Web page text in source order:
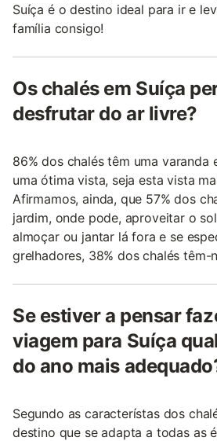
Suíça é o destino ideal para ir e
família consigo!
Os chalés em Suíça
desfrutar do ar livre?
86% dos chalés têm uma varanda
uma ótima vista, seja esta vista
Afirmamos, ainda, que 57% dos
jardim, onde pode, aproveitar o
almoçar ou jantar lá fora e se
grelhadores, 38% dos chalés têm-
Se estiver a pensar
viagem para Suíça
do ano mais
Segundo as característas dos
destino que se adapta a todas as